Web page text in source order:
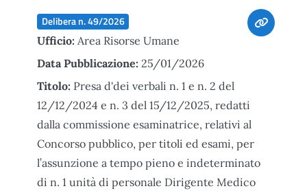
Delibera n. 49/2026
Ufficio: Area Risorse Umane
Data Pubblicazione: 25/01/2026
Titolo: Presa d'dei verbali n. 1 e n. 2 del
12/12/2024 e n. 3 del 15/12/2025, redatti
dalla commissione esaminatrice, relativi al
Concorso pubblico, per titoli ed esami, per
l’assunzione a tempo pieno e indeterminato
di n. 1 unità di personale Dirigente Medico